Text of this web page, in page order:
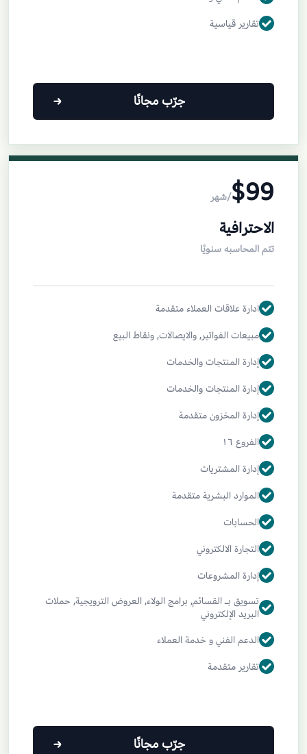
تقارير قياسية
جرّب مجانًا
$99/شهر
الاحترافية
تتم المحاسبه سنويًا
ادارة علاقات العملاء متقدمة
مبيعات الفواتير, والايصالات, ونقاط البيع
إدارة المنتجات والخدمات
إدارة المنتجات والخدمات
إدارة المخزون متقدمة
الفروع ١٦
إدارة المشتريات
الموارد البشرية متقدمة
الحسابات
التجارة الالكتروني
إدارة المشروعات
تسويق بـ القسائم, برامج الولاء, العروض الترويجية, حملات
البريد الإلكتروني
الدعم الفني و خدمة العملاء
تقارير متقدمة
جرّب مجانًا